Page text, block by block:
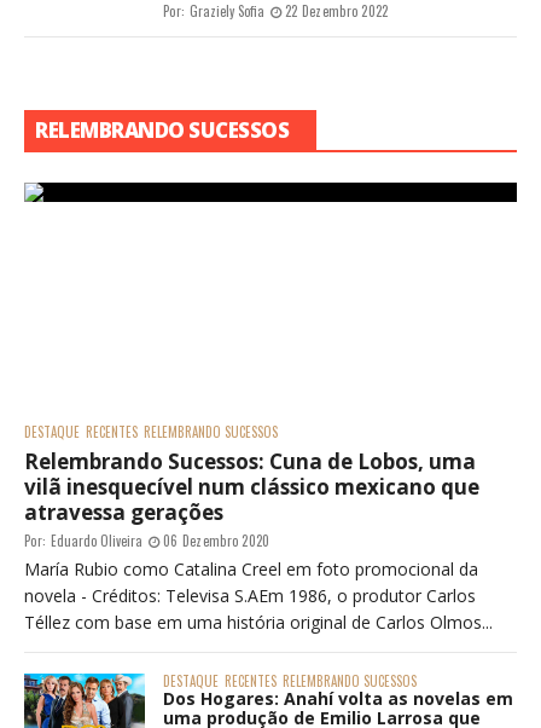
Por: Graziely Sofia 22 Dezembro 2022
RELEMBRANDO SUCESSOS
DESTAQUE RECENTES RELEMBRANDO SUCESSOS
Relembrando Sucessos: Cuna de Lobos, uma
vilã inesquecível num clássico mexicano que
atravessa gerações
Por: Eduardo Oliveira 06 Dezembro 2020
María Rubio como Catalina Creel em foto promocional da
novela - Créditos: Televisa S.AEm 1986, o produtor Carlos
Téllez com base em uma história original de Carlos Olmos...
DESTAQUE RECENTES RELEMBRANDO SUCESSOS
Dos Hogares: Anahí volta as novelas em
uma produção de Emilio Larrosa que